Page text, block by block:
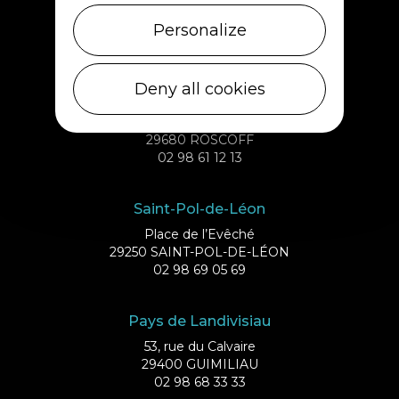
Débarcadère
29253 ILE DE BATZ
Roscoff
29680 ROSCOFF
02 98 61 12 13
Saint-Pol-de-Léon
Place de l’Evêché
29250 SAINT-POL-DE-LÉON
02 98 69 05 69
Pays de Landivisiau
53, rue du Calvaire
29400 GUIMILIAU
02 98 68 33 33
Personalize
Deny all cookies